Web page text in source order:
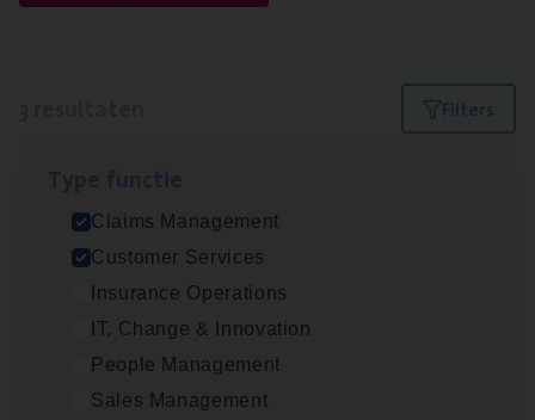
Filters
Claims Management
Customer Services
Insurance Operations
IT, Change & Innovation
People Management
Sales Management
Claims­hand­ler Fleet&
Claims Management
Antwerpen
Cus­to­mer Care Expert